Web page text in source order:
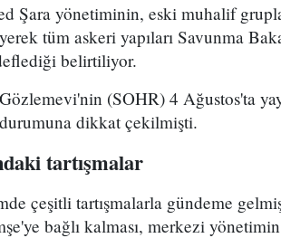
Şara yönetiminin, eski muhalif
tüm askeri yapıları Savunma
belirtiliyor.
(SOHR) 4 Ağustos'ta
dikkat çekilmişti.
tartışmalar
çeşitli tartışmalarla gündeme
bağlı kalması, merkezi